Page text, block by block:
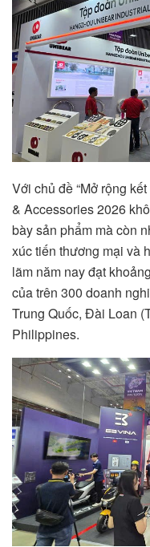
Với chủ đề “Mở rộng
& Accessories 2026
bày sản phẩm mà còn
xúc tiến thương mại và
lãm năm nay đạt
của trên 300 doanh
Trung Quốc, Đài Loan
Philippines.